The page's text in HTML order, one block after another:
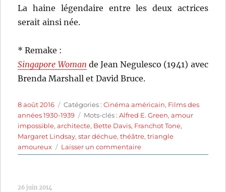
La haine légendaire entre les deux actrices
serait ainsi née.
* Remake :
Singapore Woman de Jean Negulesco (1941) avec
Brenda Marshall et David Bruce.
Publié
le
8 août 2016 Catégories
Catégories :Cinéma américain, Films des
années 1930-1939
Étiquettes
Mots-clés :Alfred E. Green,amour
impossible,architecte, Bette Davis, Franchot Tone,
Margaret Lindsay,star déchue,théâtre,triangle
amoureux
Laisser un commentairesur
L’intruse
26 juin 2014